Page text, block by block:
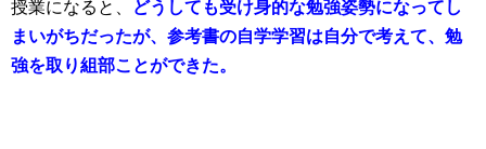
授業になると、
どうしても受け身的な勉強姿勢になってし
まいがちだったが、参考書の自学学習は自分で考えて、勉
強を取り組部ことができた。